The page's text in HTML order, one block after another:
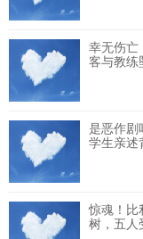
幸无伤亡
客与教练
是恶作剧
学生亲述
惊魂！比
树，五人